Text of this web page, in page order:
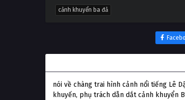
cảnh khuyển ba đả
nói về chàng trai hình cảnh nổi tiếng Lê
khuyến, phụ trách dẫn dắt cảnh khuyển